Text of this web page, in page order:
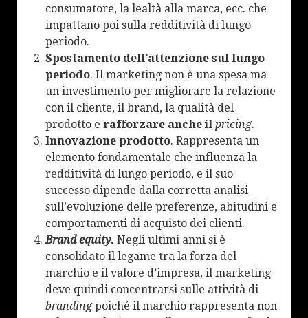
consumatore, la lealtà alla marca, ecc. che
impattano poi sulla redditività di lungo
periodo.
Spostamento dell’attenzione sul lungo
periodo. Il marketing non è una spesa ma
un investimento per migliorare la relazione
con il cliente, il brand, la qualità del
prodotto e rafforzare anche il pricing.
Innovazione prodotto. Rappresenta un
elemento fondamentale che influenza la
redditività di lungo periodo, e il suo
successo dipende dalla corretta analisi
sull’evoluzione delle preferenze, abitudini e
comportamenti di acquisto dei clienti.
Brand equity. Negli ultimi anni si è
consolidato il legame tra la forza del
marchio e il valore d’impresa, il marketing
deve quindi concentrarsi sulle attività di
brandingpoiché il marchio rappresenta non